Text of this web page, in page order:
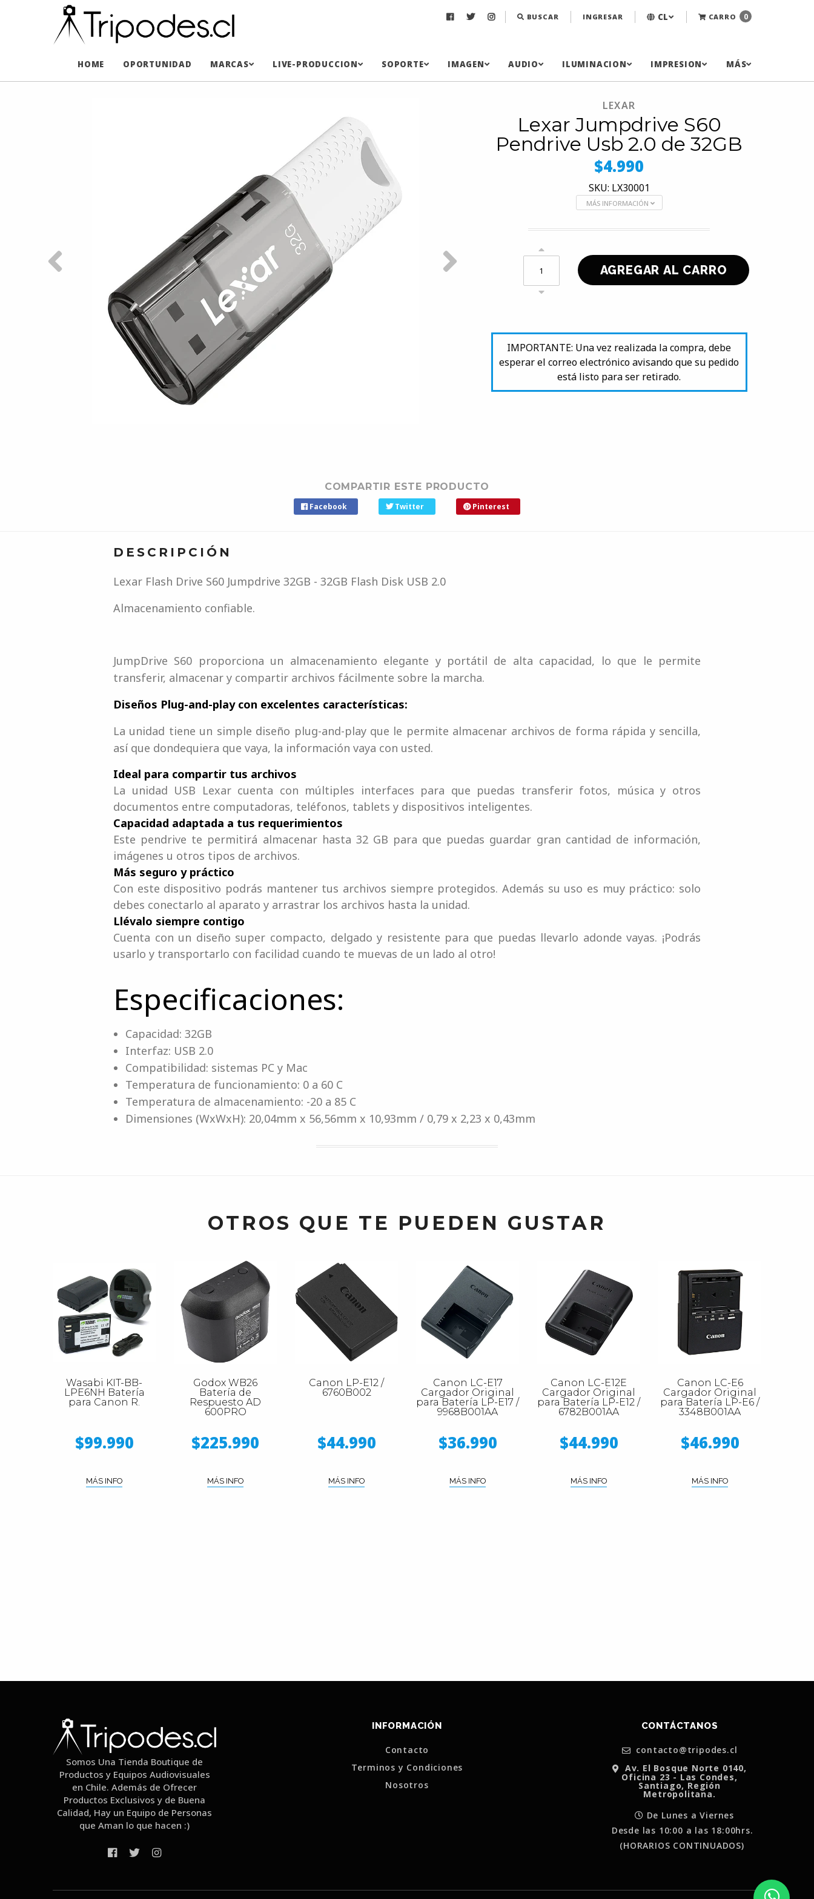
BUSCAR INGRESAR CL CARRO 0
HOME OPORTUNIDAD MARCAS LIVE-PRODUCCION SOPORTE IMAGEN AUDIO ILUMINACION IMPRESION MÁS
LEXAR
Lexar Jumpdrive S60
Pendrive Usb 2.0 de 32GB
$4.990
SKU: LX30001
MÁS INFORMACIÓN
IMPORTANTE: Una vez realizada la compra, debe
esperar el correo electrónico avisando que su pedido
está listo para ser retirado.
COMPARTIR ESTE PRODUCTO
Facebook Twitter Pinterest
DESCRIPCIÓN
Lexar Flash Drive S60 Jumpdrive 32GB - 32GB Flash Disk USB 2.0
Almacenamiento confiable.
JumpDrive S60 proporciona un almacenamiento elegante y portátil de alta capacidad, lo que le permite
transferir, almacenar y compartir archivos fácilmente sobre la marcha.
Diseños Plug-and-play con excelentes características:
La unidad tiene un simple diseño plug-and-play que le permite almacenar archivos de forma rápida y sencilla,
así que dondequiera que vaya, la información vaya con usted.
Ideal para compartir tus archivos
La unidad USB Lexar cuenta con múltiples interfaces para que puedas transferir fotos, música y otros
documentos entre computadoras, teléfonos, tablets y dispositivos inteligentes.
Capacidad adaptada a tus requerimientos
Este pendrive te permitirá almacenar hasta 32 GB para que puedas guardar gran cantidad de información,
imágenes u otros tipos de archivos.
Más seguro y práctico
Con este dispositivo podrás mantener tus archivos siempre protegidos. Además su uso es muy práctico: solo
debes conectarlo al aparato y arrastrar los archivos hasta la unidad.
Llévalo siempre contigo
Cuenta con un diseño super compacto, delgado y resistente para que puedas llevarlo adonde vayas. ¡Podrás
usarlo y transportarlo con facilidad cuando te muevas de un lado al otro!
Especificaciones:
Capacidad: 32GB
Interfaz: USB 2.0
Compatibilidad: sistemas PC y Mac
Temperatura de funcionamiento: 0 a 60 C
Temperatura de almacenamiento: -20 a 85 C
Dimensiones (WxWxH): 20,04mm x 56,56mm x 10,93mm / 0,79 x 2,23 x 0,43mm
OTROS QUE TE PUEDEN GUSTAR
Wasabi KIT-BB-
LPE6NH Batería
para Canon R.
$99.990
MÁS INFO
Godox WB26
Batería de
Respuesto AD
600PRO
$225.990
MÁS INFO
Canon LP-E12 /
6760B002
$44.990
MÁS INFO
Canon LC-E17
Cargador Original
para Batería LP-E17 /
9968B001AA
$36.990
MÁS INFO
Canon LC-E12E
Cargador Original
para Batería LP-E12 /
6782B001AA
$44.990
MÁS INFO
Canon LC-E6
Cargador Original
para Batería LP-E6 /
3348B001AA
$46.990
MÁS INFO
Somos Una Tienda Boutique de
Productos y Equipos Audiovisuales
en Chile. Además de Ofrecer
Productos Exclusivos y de Buena
Calidad, Hay un Equipo de Personas
que Aman lo que hacen :)
INFORMACIÓN
Contacto
Terminos y Condiciones
Nosotros
CONTÁCTANOS
contacto@tripodes.cl
Av. El Bosque Norte 0140,
Oficina 23 - Las Condes,
Santiago, Región
Metropolitana.
De Lunes a Viernes
Desde las 10:00 a las 18:00hrs.
(HORARIOS CONTINUADOS)